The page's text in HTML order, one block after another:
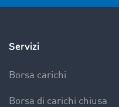
Servizi
Borsa carichi
Borsa di carichi chiusa